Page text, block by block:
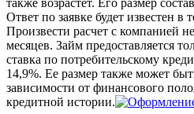
также возрастет. Его размер
Ответ по заявке будет известен в
Произвести расчет с компанией
месяцев. Займ предоставляется
ставка по потребительскому
14,9%. Ее размер также может
зависимости от финансового
кредитной истории.